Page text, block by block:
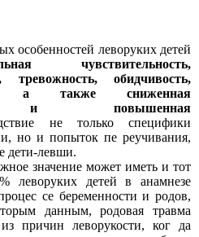
особенностей леворуких детей
чувствительность,
обидчивость,
а также сниженная
и повышенная
не только специфики
но и попыток пе реучивания,
дети-левши.
значение может иметь и тот
леворуких детей в анамнезе
се беременности и родов,
данным, родовая травма
причин леворукости, ког да